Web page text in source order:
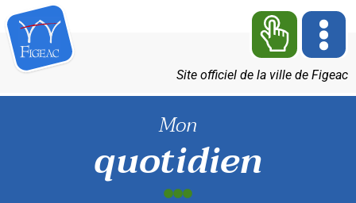
Site officiel de la ville de Figeac
Mon
quotidien